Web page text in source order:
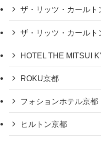
ザ・リッツ・カールト
ザ・リッツ・カールト
HOTEL THE MITSUI
ROKU京都
フォションホテル京都
ヒルトン京都